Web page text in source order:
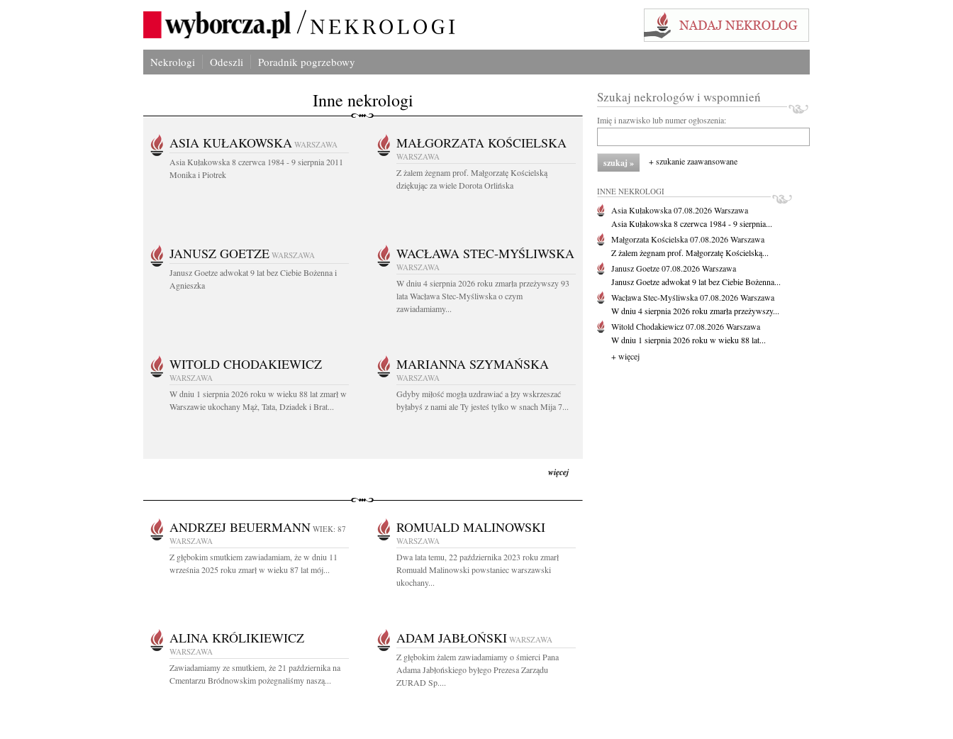
Nekrologi Odeszli Poradnik pogrzebowy
Inne nekrologi
ASIA KUŁAKOWSKA WARSZAWA
Asia Kułakowska 8 czerwca 1984 - 9 sierpnia 2011
Monika i Piotrek
MAŁGORZATA KOŚCIELSKA
WARSZAWA
Z żalem żegnam prof. Małgorzatę Kościelską
dziękując za wiele Dorota Orlińska
JANUSZ GOETZE WARSZAWA
Janusz Goetze adwokat 9 lat bez Ciebie Bożenna i
Agnieszka
WACŁAWA STEC-MYŚLIWSKA
WARSZAWA
W dniu 4 sierpnia 2026 roku zmarła przeżywszy 93
lata Wacława Stec-Myśliwska o czym
zawiadamiamy...
WITOLD CHODAKIEWICZ
WARSZAWA
W dniu 1 sierpnia 2026 roku w wieku 88 lat zmarł w
Warszawie ukochany Mąż, Tata, Dziadek i Brat...
MARIANNA SZYMAŃSKA
WARSZAWA
Gdyby miłość mogła uzdrawiać a łzy wskrzeszać
byłabyś z nami ale Ty jesteś tylko w snach Mija 7...
więcej
ANDRZEJ BEUERMANN WIEK: 87
WARSZAWA
Z głębokim smutkiem zawiadamiam, że w dniu 11
września 2025 roku zmarł w wieku 87 lat mój...
ROMUALD MALINOWSKI
WARSZAWA
Dwa lata temu, 22 października 2023 roku zmarł
Romuald Malinowski powstaniec warszawski
ukochany...
ALINA KRÓLIKIEWICZ
WARSZAWA
Zawiadamiamy ze smutkiem, że 21 października na
Cmentarzu Bródnowskim pożegnaliśmy naszą...
ADAM JABŁOŃSKI WARSZAWA
Z głębokim żalem zawiadamiamy o śmierci Pana
Adama Jabłońskiego byłego Prezesa Zarządu
ZURAD Sp....
Szukaj nekrologów i wspomnień
Imię i nazwisko lub numer ogłoszenia:
+ szukanie zaawansowane
INNE NEKROLOGI
Asia Kułakowska07.08.2026Warszawa
Asia Kułakowska 8 czerwca 1984 - 9 sierpnia...
Małgorzata Kościelska07.08.2026Warszawa
Z żalem żegnam prof. Małgorzatę Kościelską...
Janusz Goetze07.08.2026Warszawa
Janusz Goetze adwokat 9 lat bez Ciebie Bożenna...
Wacława Stec-Myśliwska07.08.2026Warszawa
W dniu 4 sierpnia 2026 roku zmarła przeżywszy...
Witold Chodakiewicz07.08.2026Warszawa
W dniu 1 sierpnia 2026 roku w wieku 88 lat...
+ więcej